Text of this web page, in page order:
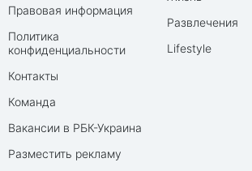
Правовая информация
Политика
конфиденциальности
Контакты
Команда
Вакансии в РБК-Украина
Разместить рекламу
Развлечения
Lifestyle